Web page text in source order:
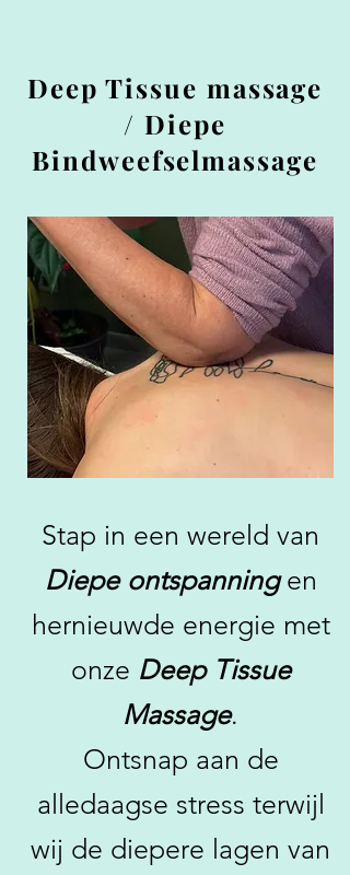
Deep Tissue massage
/ Diepe
Bindweefselmassage
Stap in een wereld van
Diepe ontspanningen
hernieuwde energie met
onze Deep Tissue
Massage.
Ontsnap aan de
alledaagse stress terwijl
wij de diepere lagen van